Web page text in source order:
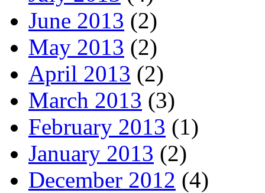
June 2013 (2)
May 2013 (2)
April 2013 (2)
March 2013 (3)
February 2013 (1)
January 2013 (2)
December 2012 (4)